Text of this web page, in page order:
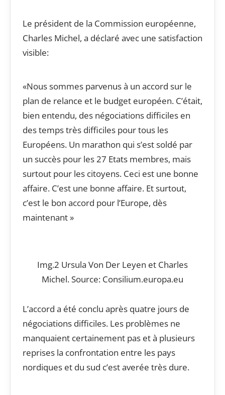
Le président de la Commission européenne,
Charles Michel, a déclaré avec une satisfaction
visible:
«Nous sommes parvenus à un accord sur le
plan de relance et le budget européen. C’était,
bien entendu, des négociations difficiles en
des temps très difficiles pour tous les
Européens. Un marathon qui s’est soldé par
un succès pour les 27 Etats membres, mais
surtout pour les citoyens. Ceci est une bonne
affaire. C’est une bonne affaire. Et surtout,
c’est le bon accord pour l’Europe, dès
maintenant »
Img.2 Ursula Von Der Leyen et Charles
Michel. Source: Consilium.europa.eu
L’accord a été conclu après quatre jours de
négociations difficiles. Les problèmes ne
manquaient certainement pas et à plusieurs
reprises la confrontation entre les pays
nordiques et du sud c’est averée très dure.